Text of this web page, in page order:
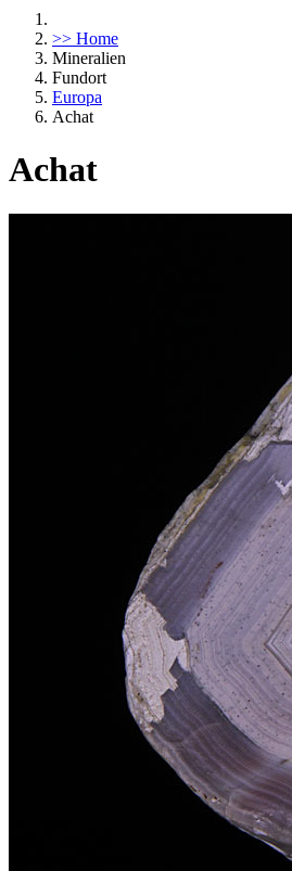
>> Home
Mineralien
Fundort
Europa
Achat
Achat